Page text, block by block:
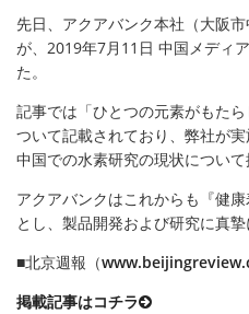
先日、アクアバンク本社（大阪
が、2019年7月11日 中国メディ
た。
記事では「ひとつの元素がもた
ついて記載されており、弊社が実
中国での水素研究の現状について
アクアバンクはこれからも『健
とし、製品開発および研究に真摯
■北京週報（
掲載記事はコチラ